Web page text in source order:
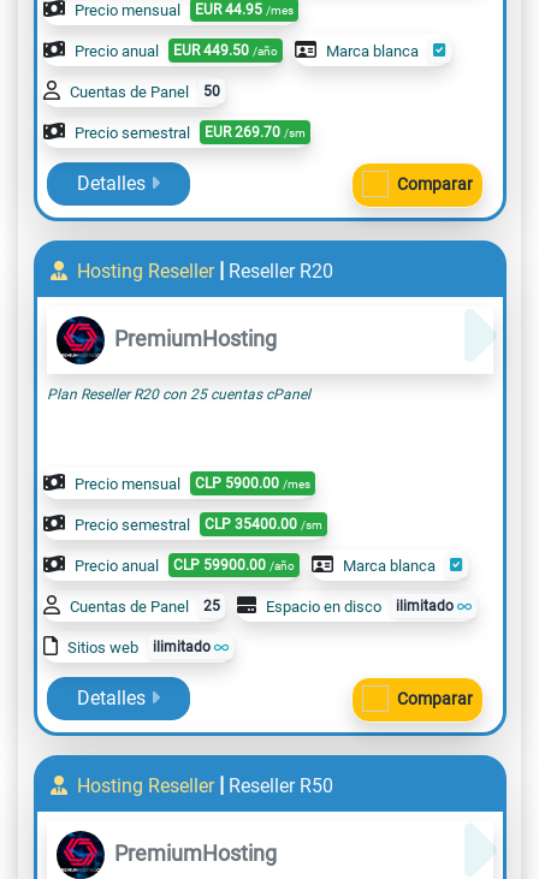
Precio mensual EUR 44.95 /mes
Precio anual EUR 449.50 /año Marca blanca
Cuentas de Panel 50
Precio semestral EUR 269.70 /sm
Detalles Comparar
Hosting Reseller | Reseller R20
PremiumHosting
Plan Reseller R20 con 25 cuentas cPanel
Precio mensual CLP 5900.00 /mes
Precio semestral CLP 35400.00 /sm
Precio anual CLP 59900.00 /año Marca blanca
Cuentas de Panel 25 Espacio en disco ilimitado
Sitios web ilimitado
Detalles Comparar
Hosting Reseller | Reseller R50
PremiumHosting